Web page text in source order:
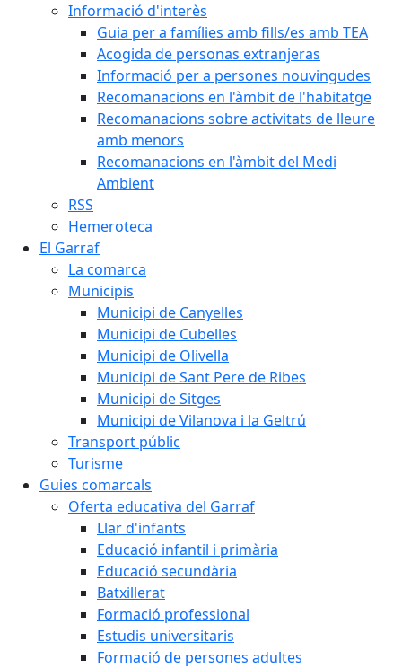
Informació d'interès
Guia per a famílies amb fills/es amb TEA
Acogida de personas extranjeras
Informació per a persones nouvingudes
Recomanacions en l'àmbit de l'habitatge
Recomanacions sobre activitats de lleure
amb menors
Recomanacions en l'àmbit del Medi
Ambient
RSS
Hemeroteca
El Garraf
La comarca
Municipis
Municipi de Canyelles
Municipi de Cubelles
Municipi de Olivella
Municipi de Sant Pere de Ribes
Municipi de Sitges
Municipi de Vilanova i la Geltrú
Transport públic
Turisme
Guies comarcals
Oferta educativa del Garraf
Llar d'infants
Educació infantil i primària
Educació secundària
Batxillerat
Formació professional
Estudis universitaris
Formació de persones adultes